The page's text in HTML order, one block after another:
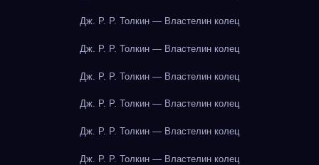
Дж. Р. Р. Толкин — Властелин колец
Дж. Р. Р. Толкин — Властелин колец
Дж. Р. Р. Толкин — Властелин колец
Дж. Р. Р. Толкин — Властелин колец
Дж. Р. Р. Толкин — Властелин колец
Дж. Р. Р. Толкин — Властелин колец